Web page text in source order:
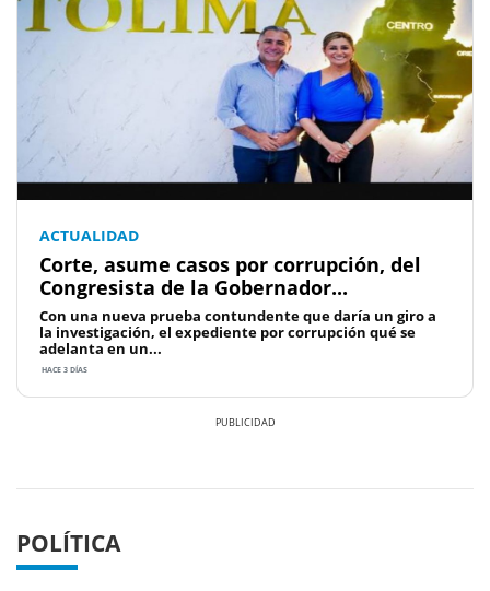
ACTUALIDAD
Corte, asume casos por corrupción, del
Congresista de la Gobernador...
Con una nueva prueba contundente que daría un giro a
la investigación, el expediente por corrupción qué se
adelanta en un...
HACE 3 DÍAS
POLÍTICA